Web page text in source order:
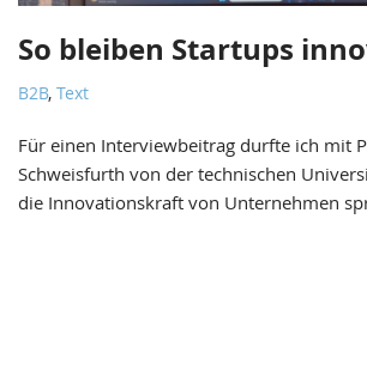
So bleiben Startups
B2B, Text
Für einen Interviewbeitrag durfte ich mit
Schweisfurth von der technischen
die Innovationskraft von Unternehmen